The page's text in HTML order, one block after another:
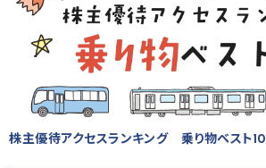
株主優待アクセスランキング 乗り物ベスト10